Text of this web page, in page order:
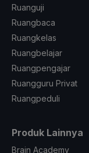
Ruanguji
Ruangbaca
Ruangkelas
Ruangbelajar
Ruangpengajar
Ruangguru Privat
Ruangpeduli
Produk Lainnya
Brain Academy